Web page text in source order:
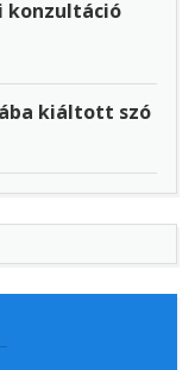
konzultáció
kiáltott szó